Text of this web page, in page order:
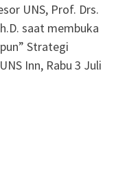
UNS, Prof. Drs.
saat membuka
Strategi
Inn, Rabu 3 Juli